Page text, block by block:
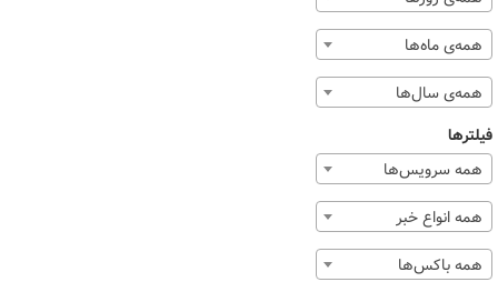
همه‌ی ماه‌ها
همه‌ی سال‌ها
فیلترها
همه سرویس‌ها
همه انواع خبر
همه باکس‌ها